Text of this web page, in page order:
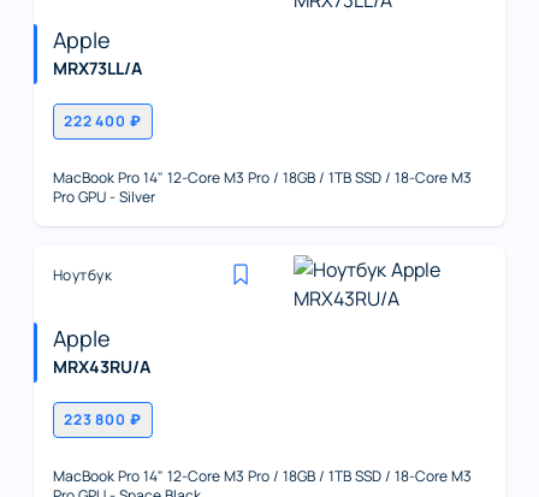
Apple
MRX73LL/A
222 400 ₽
MacBook Pro 14" 12-Core M3 Pro / 18GB / 1TB SSD / 18-Core M3
Pro GPU - Silver
Ноутбук
Apple
MRX43RU/A
223 800 ₽
MacBook Pro 14" 12-Core M3 Pro / 18GB / 1TB SSD / 18-Core M3